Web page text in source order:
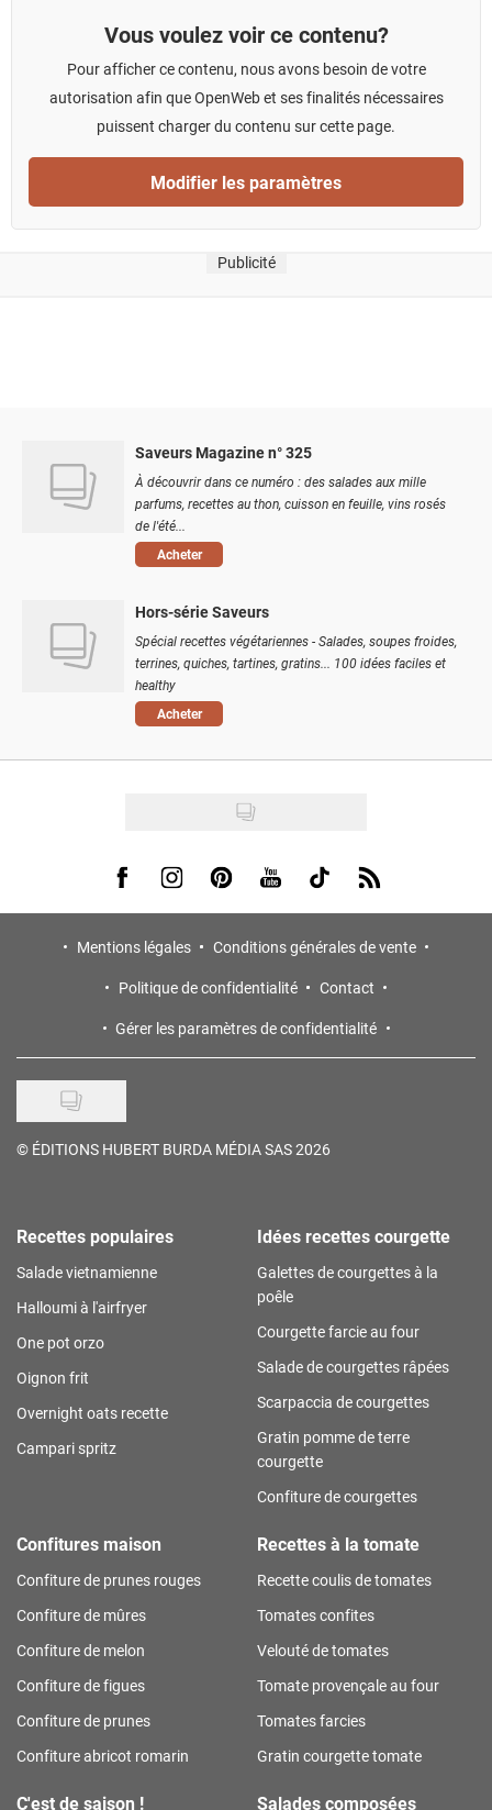
Vous voulez voir ce contenu?
Pour afficher ce contenu, nous avons besoin de votre
autorisation afin que OpenWeb et ses finalités nécessaires
puissent charger du contenu sur cette page.
Modifier les paramètres
Publicité
Saveurs Magazine n° 325
À découvrir dans ce numéro : des salades aux mille
parfums, recettes au thon, cuisson en feuille, vins rosés
de l'été...
Acheter
Hors-série Saveurs
Spécial recettes végétariennes - Salades, soupes froides,
terrines, quiches, tartines, gratins... 100 idées faciles et
healthy
Acheter
Visit us on Facebook
Visit us on Instagram
Visit us on Pinterest
Visit us on Youtube
Visit us on Tiktok
Visit us on Rss
Mentions légales
Conditions générales de vente
Politique de confidentialité
Contact
Gérer les paramètres de confidentialité
© ÉDITIONS HUBERT BURDA MÉDIA SAS 2026
Recettes populaires
Salade vietnamienne
Halloumi à l'airfryer
One pot orzo
Oignon frit
Overnight oats recette
Campari spritz
Idées recettes courgette
Galettes de courgettes à la
poêle
Courgette farcie au four
Salade de courgettes râpées
Scarpaccia de courgettes
Gratin pomme de terre
courgette
Confiture de courgettes
Confitures maison
Confiture de prunes rouges
Confiture de mûres
Confiture de melon
Confiture de figues
Confiture de prunes
Confiture abricot romarin
Recettes à la tomate
Recette coulis de tomates
Tomates confites
Velouté de tomates
Tomate provençale au four
Tomates farcies
Gratin courgette tomate
C'est de saison ! Salades composées